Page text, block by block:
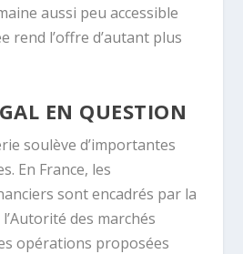
aussi peu accessible
rend l’offre d’autant plus
EN QUESTION
soulève d’importantes
En France, les
sont encadrés par la
des marchés
opérations proposées